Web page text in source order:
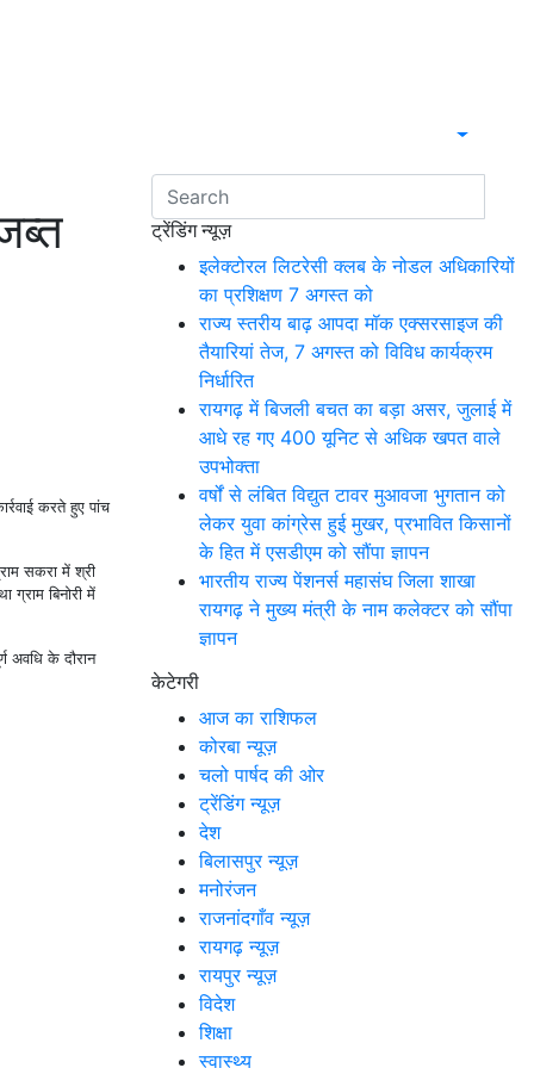
करते हुए पांच
सकरा में श्री
बिनोरी में
अवधि के दौरान
ट्रेंडिंग न्यूज़
इलेक्टोरल लिटरेसी क्लब के नोडल अधिकारियों
का प्रशिक्षण 7 अगस्त को
राज्य स्तरीय बाढ़ आपदा मॉक एक्सरसाइज की
तैयारियां तेज, 7 अगस्त को विविध कार्यक्रम
निर्धारित
रायगढ़ में बिजली बचत का बड़ा असर, जुलाई में
आधे रह गए 400 यूनिट से अधिक खपत वाले
उपभोक्ता
वर्षों से लंबित विद्युत टावर मुआवजा भुगतान को
लेकर युवा कांग्रेस हुई मुखर, प्रभावित किसानों
के हित में एसडीएम को सौंपा ज्ञापन
भारतीय राज्य पेंशनर्स महासंघ जिला शाखा
रायगढ़ ने मुख्य मंत्री के नाम कलेक्टर को सौंपा
ज्ञापन
केटेगरी
आज का राशिफल
कोरबा न्यूज़
चलो पार्षद की ओर
ट्रेंडिंग न्यूज़
देश
बिलासपुर न्यूज़
मनोरंजन
राजनांदगाँव न्यूज़
रायगढ़ न्यूज़
रायपुर न्यूज़
विदेश
शिक्षा
स्वास्थ्य